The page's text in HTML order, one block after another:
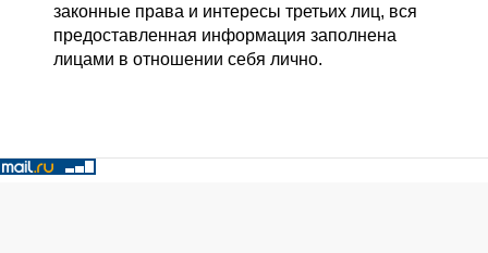
законные права и интересы третьих лиц, вся
предоставленная информация заполнена
лицами в отношении себя лично.